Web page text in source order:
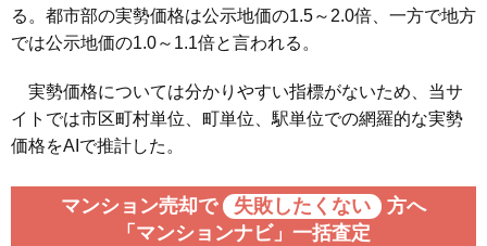
る。都市部の実勢価格は公示地価の1.5～2.0倍、一方で地方
では公示地価の1.0～1.1倍と言われる。
実勢価格については分かりやすい指標がないため、当サ
イトでは市区町村単位、町単位、駅単位での網羅的な実勢
価格をAIで推計した。
マンション売却で 失敗したくない
方へ
「マンションナビ」一括査定